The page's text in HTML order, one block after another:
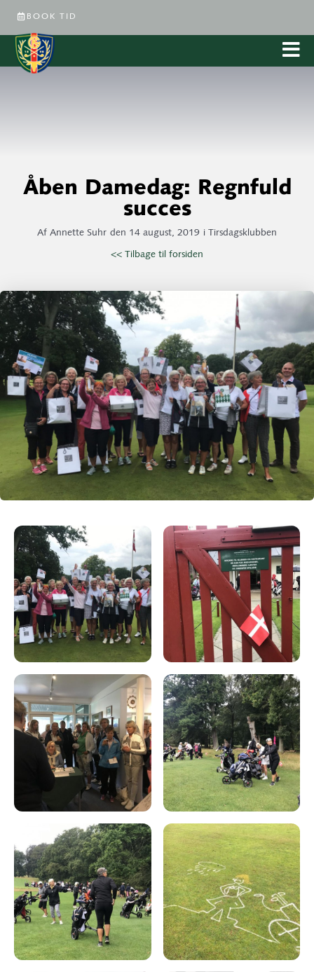
BOOK TID
Åben Damedag: Regnfuld
succes
Af Annette Suhr den 14 august, 2019 i Tirsdagsklubben
<< Tilbage til forsiden